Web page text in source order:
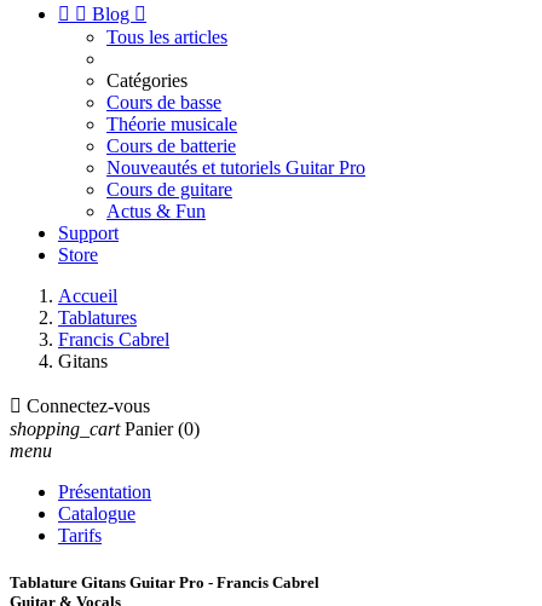
  Blog 
Tous les articles
Catégories
Cours de basse
Théorie musicale
Cours de batterie
Nouveautés et tutoriels Guitar Pro
Cours de guitare
Actus & Fun
Support
Store
Accueil
Tablatures
Francis Cabrel
Gitans
 Connectez-vous
shopping_cart Panier (0)
menu
Présentation
Catalogue
Tarifs
Tablature Gitans Guitar Pro - Francis Cabrel
Guitar & Vocals